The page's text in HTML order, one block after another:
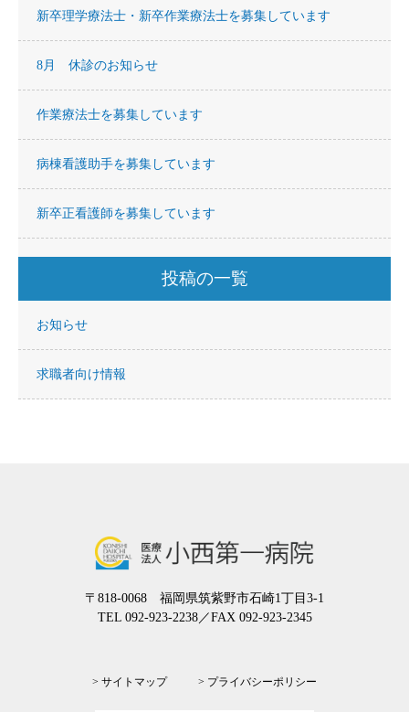
新卒理学療法士・新卒作業療法士を募集しています
8月 休診のお知らせ
作業療法士を募集しています
病棟看護助手を募集しています
新卒正看護師を募集しています
投稿の一覧
お知らせ
求職者向け情報
〒818-0068 福岡県筑紫野市石崎1丁目3-1
TEL 092-923-2238／FAX 092-923-2345
> サイトマップ > プライバシーポリシー